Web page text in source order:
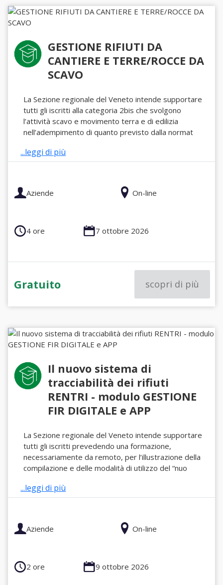
GESTIONE RIFIUTI DA
CANTIERE E TERRE/ROCCE DA
SCAVO
La Sezione regionale del Veneto intende supportare
tutti gli iscritti alla categoria 2bis che svolgono
l’attività scavo e movimento terra e di edilizia
nell’adempimento di quanto previsto dalla normat
...leggi di più
Aziende On-line
4 ore 7 ottobre 2026
Gratuito scopri di più
Il nuovo sistema di
tracciabilità dei rifiuti
RENTRI - modulo GESTIONE
FIR DIGITALE e APP
La Sezione regionale del Veneto intende supportare
tutti gli iscritti prevedendo una formazione,
necessariamente da remoto, per l’illustrazione della
compilazione e delle modalità di utilizzo del “nuo
...leggi di più
Aziende On-line
2 ore 9 ottobre 2026